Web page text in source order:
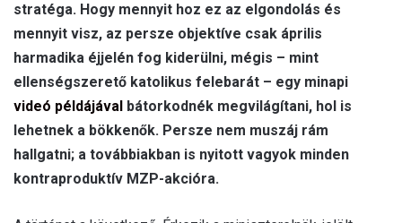
stratéga. Hogy mennyit hoz ez az elgondolás és
mennyit visz, az persze objektíve csak április
harmadika éjjelén fog kiderülni, mégis – mint
ellenségszerető katolikus felebarát – egy minapi
videó példájával bátorkodnék megvilágítani, hol is
lehetnek a bökkenők. Persze nem muszáj rám
hallgatni; a továbbiakban is nyitott vagyok minden
kontraproduktív MZP-akcióra.